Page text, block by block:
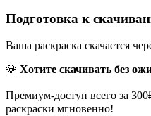
Подготовка к
Ваша раскраска скачается
💎 Хотите скачивать без
Премиум-доступ всего за
раскраски мгновенно!